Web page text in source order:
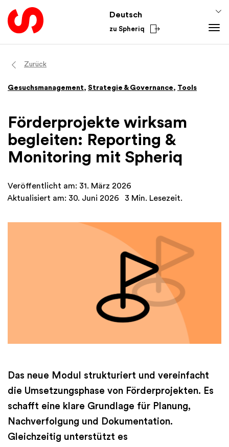
Deutsch
zu Spheriq
Verzeichnis
Recherche
Spenden-Tools
Netzwerke
Zurück
Gesuchsmanagement, Strategie & Governance, Tools
Förderprojekte wirksam
begleiten: Reporting &
Monitoring mit Spheriq
Veröffentlicht am: 31. März 2026
Aktualisiert am: 30. Juni 2026
3 Min. Lesezeit.
Das neue Modul strukturiert und vereinfacht
die Umsetzungsphase von Förderprojekten. Es
schafft eine klare Grundlage für Planung,
Nachverfolgung und Dokumentation.
Gleichzeitig unterstützt es